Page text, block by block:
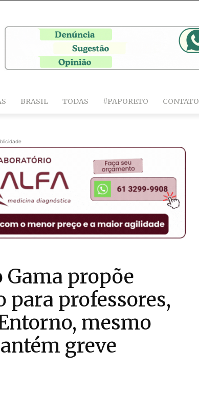
BRASIL TODAS #PAPORETO CONTATO
Gama propõe
para professores,
mesmo
greve